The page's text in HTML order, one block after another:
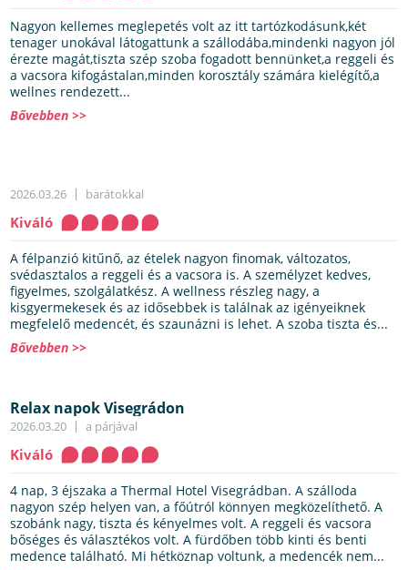
Nagyon kellemes meglepetés volt az itt tartózkodásunk,két
tenager unokával látogattunk a szállodába,mindenki nagyon jól
érezte magát,tiszta szép szoba fogadott bennünket,a reggeli és
a vacsora kifogástalan,minden korosztály számára kielégítő,a
wellnes rendezett...
Bővebben >>
2026.03.26 barátokkal
Kiváló
A félpanzió kitűnő, az ételek nagyon finomak, változatos,
svédasztalos a reggeli és a vacsora is. A személyzet kedves,
figyelmes, szolgálatkész. A wellness részleg nagy, a
kisgyermekesek és az idősebbek is találnak az igényeiknek
megfelelő medencét, és szaunázni is lehet. A szoba tiszta és...
Bővebben >>
Relax napok Visegrádon
2026.03.20 a párjával
Kiváló
4 nap, 3 éjszaka a Thermal Hotel Visegrádban. A szálloda
nagyon szép helyen van, a főútról könnyen megközelíthető. A
szobánk nagy, tiszta és kényelmes volt. A reggeli és vacsora
bőséges és választékos volt. A fürdőben több kinti és benti
medence található. Mi hétköznap voltunk, a medencék nem...